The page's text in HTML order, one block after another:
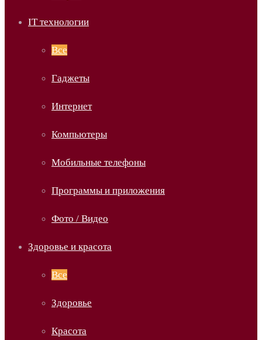
IT технологии
Все
Гаджеты
Интернет
Компьютеры
Мобильные телефоны
Программы и приложения
Фото / Видео
Здоровье и красота
Все
Здоровье
Красота